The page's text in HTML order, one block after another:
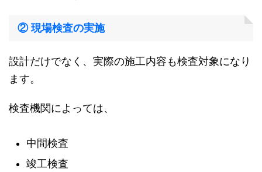
② 現場検査の実施
設計だけでなく、実際の施工内容も検査対象になり
ます。
検査機関によっては、
中間検査
竣工検査